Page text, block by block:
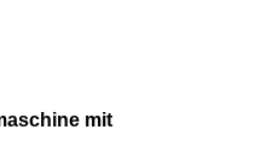
mit